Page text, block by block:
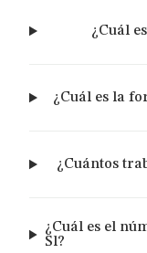
¿Cuál
¿Cuál es la
¿Cuántos
¿Cuál es el
Sl?